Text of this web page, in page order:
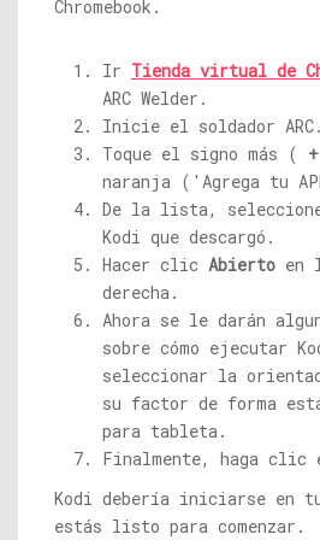
Chromebook.
Ir Tienda virtual de
ARC Welder.
Inicie el soldador ARC.
Toque el signo más ( +
naranja ('Agrega tu
De la lista,
Kodi que descargó.
Hacer clic Abierto en
derecha.
Ahora se le darán
sobre cómo ejecutar
seleccionar la
su factor de forma
para tableta.
Finalmente, haga clic
Kodi debería iniciarse en tu
estás listo para comenzar.